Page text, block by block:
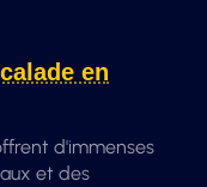
en
d'immenses
et des